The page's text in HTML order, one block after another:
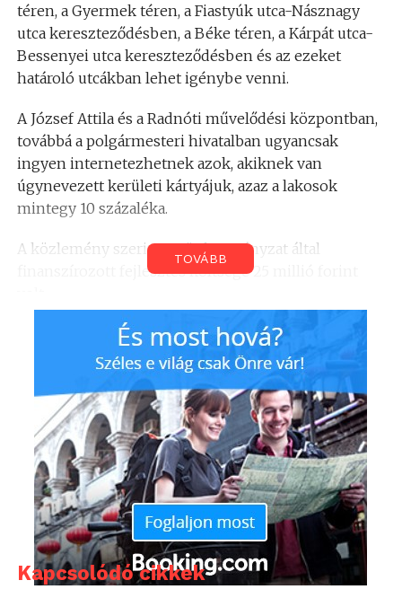
téren, a Gyermek téren, a Fiastyúk utca-Násznagy
utca kereszteződésben, a Béke téren, a Kárpát utca-
Bessenyei utca kereszteződésben és az ezeket
határoló utcákban lehet igénybe venni.
A József Attila és a Radnóti művelődési központban,
továbbá a polgármesteri hivatalban ugyancsak
ingyen internetezhetnek azok, akiknek van
úgynevezett kerületi kártyájuk, azaz a lakosok
mintegy 10 százaléka.
A közlemény szerint az önkormányzat által
finanszírozott fejlesztés költsége 25 millió forint
TOVÁBB
Kapcsolódó cikkek